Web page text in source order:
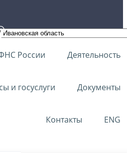
России Деятельность
и госуслуги Документы
Контакты ENG